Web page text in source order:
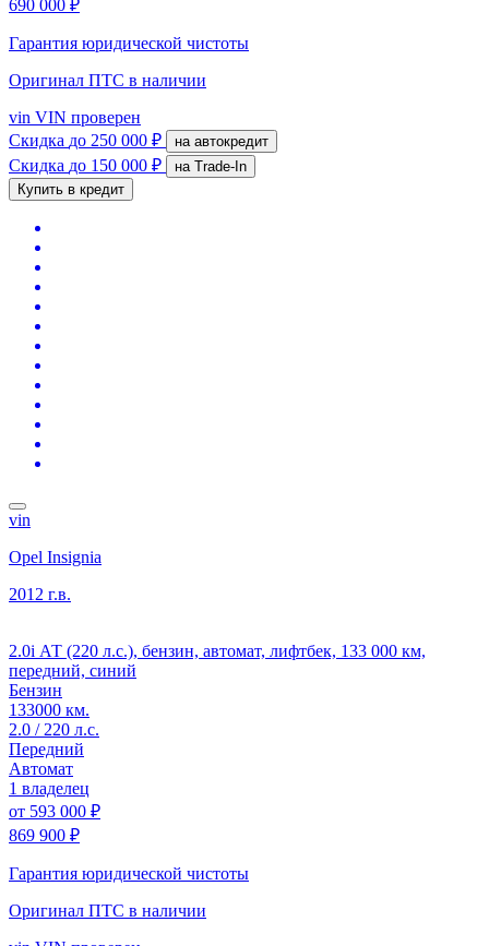
690 000 ₽
Гарантия юридической чистоты
Оригинал ПТС в наличии
vin VIN проверен
Скидка до 250 000 ₽ на автокредит
Скидка до 150 000 ₽
на Trade-In
Купить в кредит
vin
Opel Insignia
2012 г.в.
2.0i АТ (220 л.с.), бензин, автомат, лифтбек, 133 000 км,
передний, синий
Бензин
133000 км.
2.0 / 220 л.с.
Передний
Автомат
1 владелец
от 593 000 ₽
869 900 ₽
Гарантия юридической чистоты
Оригинал ПТС в наличии